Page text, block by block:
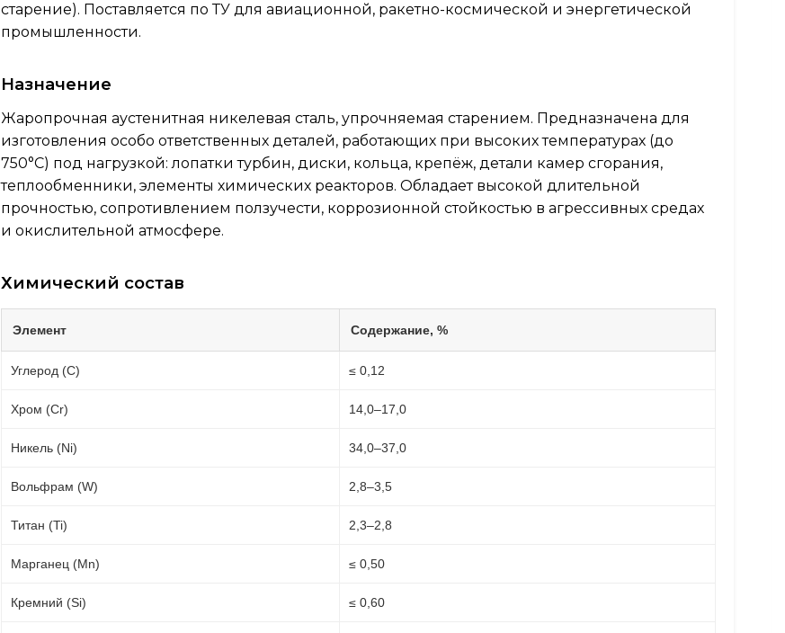
старение). Поставляется по ТУ для авиационной, ракетно-космической и энергетической
промышленности.
Назначение
Жаропрочная аустенитная никелевая сталь, упрочняемая старением. Предназначена для
изготовления особо ответственных деталей, работающих при высоких температурах (до
750°C) под нагрузкой: лопатки турбин, диски, кольца, крепёж, детали камер сгорания,
теплообменники, элементы химических реакторов. Обладает высокой длительной
прочностью, сопротивлением ползучести, коррозионной стойкостью в агрессивных средах
и окислительной атмосфере.
Химический состав
Элемент Содержание, %
Углерод (C) ≤ 0,12
Хром (Cr) 14,0–17,0
Никель (Ni) 34,0–37,0
Вольфрам (W) 2,8–3,5
Титан (Ti) 2,3–2,8
Марганец (Mn) ≤ 0,50
Кремний (Si) ≤ 0,60